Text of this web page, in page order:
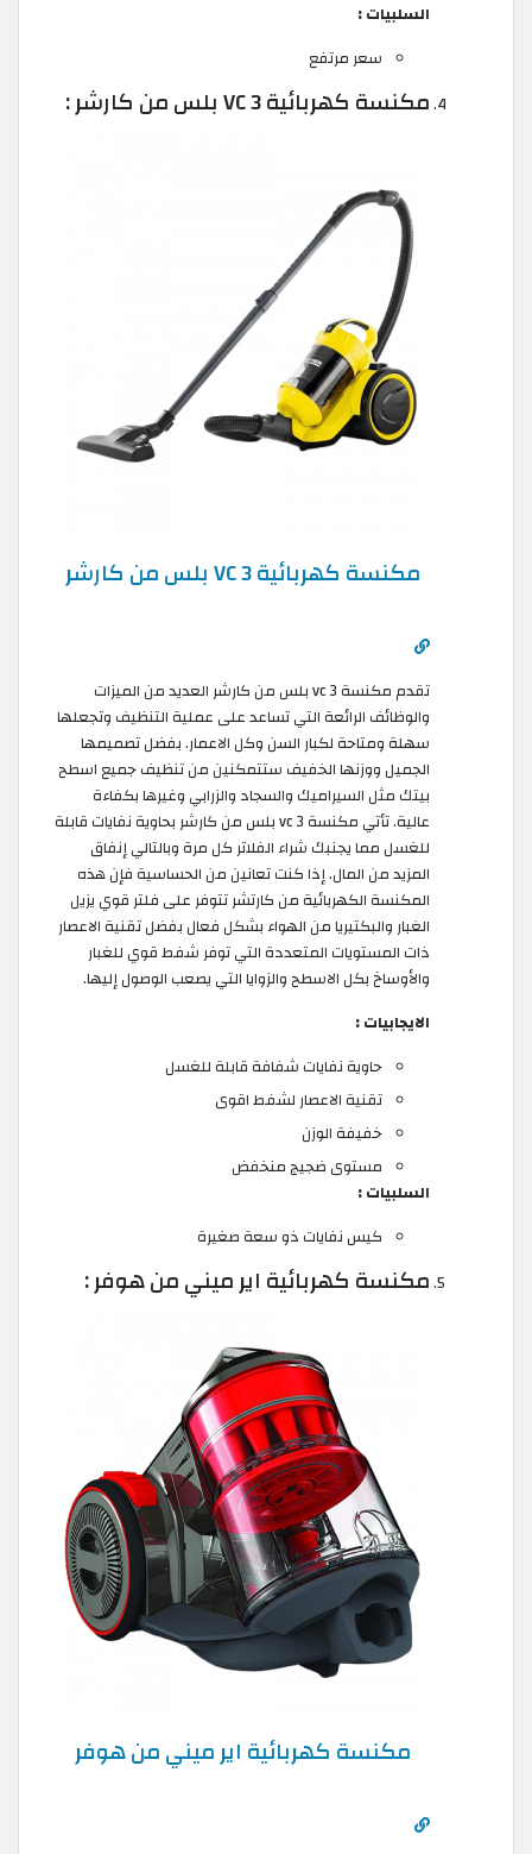
السلبيات :
سعر مرتفع
مكنسة كهربائية VC 3 بلس من كارشر :
مكنسة كهربائية VC 3 بلس من كارشر
تقدم مكنسة vc 3 بلس من كارشر العديد من الميزات
والوظائف الرائعة التي تساعد على عملية التنظيف وتجعلها
سهلة ومتاحة لكبار السن وكل الاعمار. بفضل تصميمها
الجميل ووزنها الخفيف ستتمكنين من تنظيف جميع اسطح
بيتك مثل السيراميك والسجاد والزرابي وغيرها بكفاءة
عالية. تأتي مكنسة vc 3 بلس من كارشر بحاوية نفايات قابلة
للغسل مما يجنبك شراء الفلاتر كل مرة وبالتالي إنفاق
المزيد من المال. إذا كنت تعانين من الحساسية فإن هذه
المكنسة الكهربائية من كارتشر تتوفر على فلتر قوي يزيل
الغبار والبكتيريا من الهواء بشكل فعال بفضل تقنية الاعصار
ذات المستويات المتعددة التي توفر شفط قوي للغبار
والأوساخ بكل الاسطح والزوايا التي يصعب الوصول إليها.
الايجابيات :
حاوية نفايات شفافة قابلة للغسل
تقنية الاعصار لشفط اقوى
خفيفة الوزن
مستوى ضجيج منخفض
السلبيات :
كيس نفايات ذو سعة صغيرة
مكنسة كهربائية اير ميني من هوفر :
مكنسة كهربائية اير ميني من هوفر